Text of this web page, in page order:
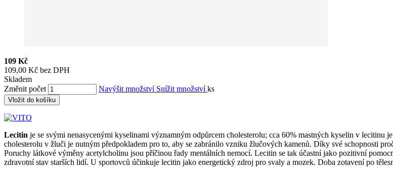
109 Kč
109,00 Kč bez DPH
Skladem
Změnit počet
Navýšit množství Snížit množstvíks
Vložit do košíku
Lecitin je se svými nenasycenými kyselinami významným odpůrcem cholesterolu; cca 60% mastných kyselin v
cholesterolu v žluči je nutným předpokladem pro to, aby se zabránilo vzniku žlučových kamenů. Díky své schopnosti
Poruchy látkové výměny acetylcholinu jsou příčinou řady mentálních nemocí. Lecitin se tak účastní jako pozitivní
zdravotní stav starších lidí. U sportovců účinkuje lecitin jako energetický zdroj pro svaly a mozek. Doba zotavení po